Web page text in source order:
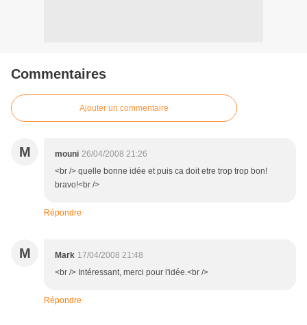
Commentaires
Ajouter un commentaire
M mouni 26/04/2008 21:26
<br /> quelle bonne idée et puis ca doit etre trop trop bon!
bravo!<br />
Répondre
M Mark 17/04/2008 21:48
<br /> Intéressant, merci pour l'idée.<br />
Répondre